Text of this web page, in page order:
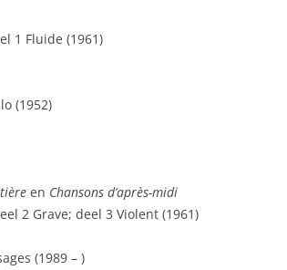
1 Fluide (1961)
(1952)
en Chansons d’après-midi
2 Grave; deel 3 Violent (1961)
(1989 – )